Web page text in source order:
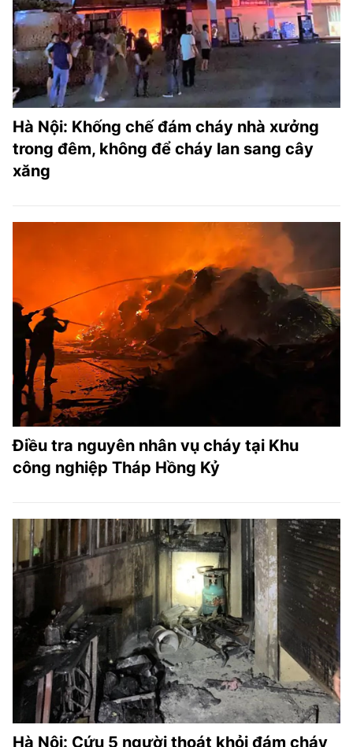
Hà Nội: Khống chế đám cháy nhà xưởng
trong đêm, không để cháy lan sang cây
xăng
Điều tra nguyên nhân vụ cháy tại Khu
công nghiệp Tháp Hồng Kỷ
Hà Nội: Cứu 5 người thoát khỏi đám cháy